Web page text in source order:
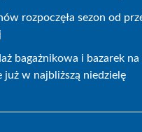
rozpoczęła sezon od
bagażnikowa i bazarek
już w najbliższą niedzielę